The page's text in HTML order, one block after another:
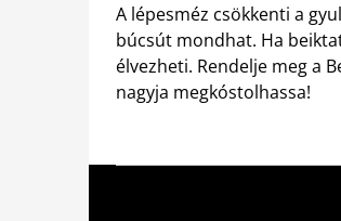
A lépesméz csökkenti a
búcsút mondhat. Ha
élvezheti. Rendelje meg a
nagyja megkóstolhassa!